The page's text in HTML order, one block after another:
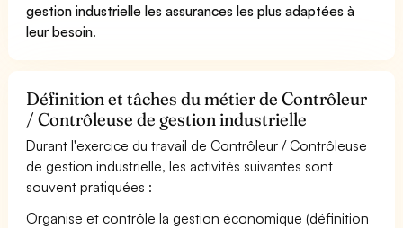
gestion industrielle les assurances les plus adaptées à
leur besoin.
Définition et tâches du métier de Contrôleur
/ Contrôleuse de gestion industrielle
Durant l'exercice du travail de Contrôleur / Contrôleuse
de gestion industrielle, les activités suivantes sont
souvent pratiquées :
Organise et contrôle la gestion économique (définition